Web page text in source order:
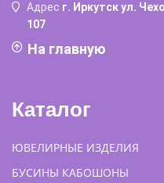
Адрес г. Иркутск ул.
107
На главную
Каталог
ЮВЕЛИРНЫЕ ИЗДЕЛИЯ
БУСИНЫ КАБОШОНЫ